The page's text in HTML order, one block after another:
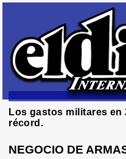
Los gastos militares en
récord.
NEGOCIO DE